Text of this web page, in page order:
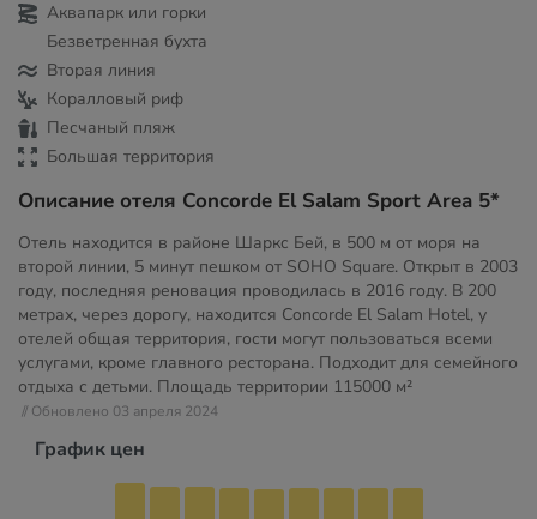
Аквапарк или горки
Безветренная бухта
Вторая линия
Коралловый риф
Песчаный пляж
Большая территория
Описание отеля Concorde El Salam Sport Area 5*
Отель находится в районе Шаркс Бей, в 500 м от моря на
второй линии, 5 минут пешком от SOHO Square. Открыт в 2003
году, последняя реновация проводилась в 2016 году. В 200
метрах, через дорогу, находится Concorde El Salam Hotel, у
отелей общая территория, гости могут пользоваться всеми
услугами, кроме главного ресторана. Подходит для семейного
отдыха с детьми. Площадь территории 115000 м²
// Обновлено 03 апреля 2024
График цен